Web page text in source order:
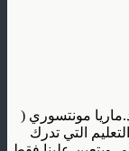
مونتسوري (
على فلسفة التعليم التي تدرك